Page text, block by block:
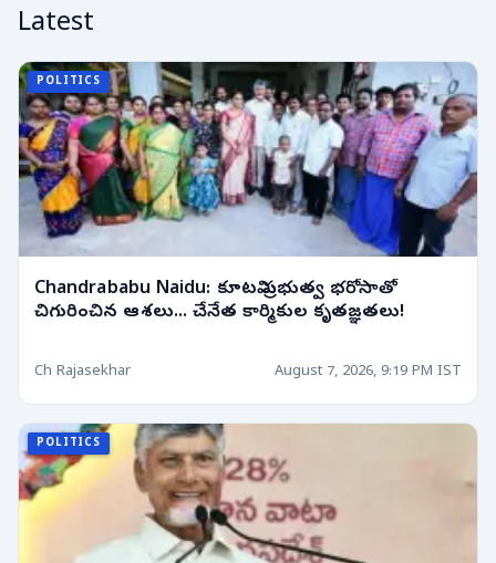
Latest
POLITICS
Chandrababu Naidu: కూటమి ప్రభుత్వ భరోసాతో
చిగురించిన ఆశలు... చేనేత కార్మికుల కృతజ్ఞతలు!
Ch Rajasekhar August 7, 2026, 9:19 PM IST
POLITICS